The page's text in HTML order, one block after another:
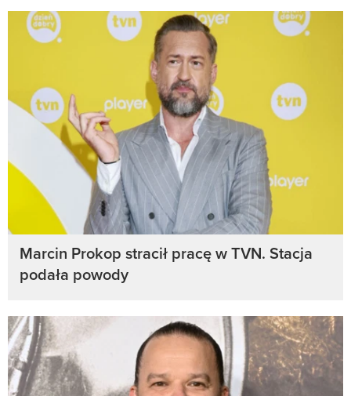
Marcin Prokop stracił pracę w TVN. Stacja
podała powody